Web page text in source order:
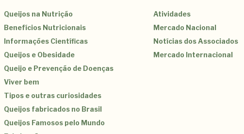
Queijos na Nutrição
Benefícios Nutricionais
Informações Científicas
Queijos e Obesidade
Queijo e Prevenção de Doenças
Viver bem
Tipos e outras curiosidades
Queijos fabricados no Brasil
Queijos Famosos pelo Mundo
Atividades
Mercado Nacional
Notícias dos Associados
Mercado Internacional